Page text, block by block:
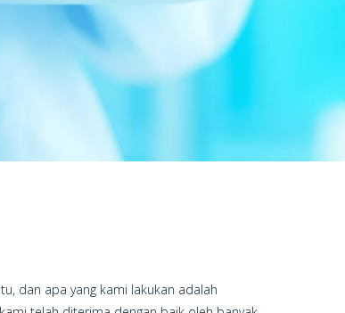
dan apa yang kami lakukan adalah